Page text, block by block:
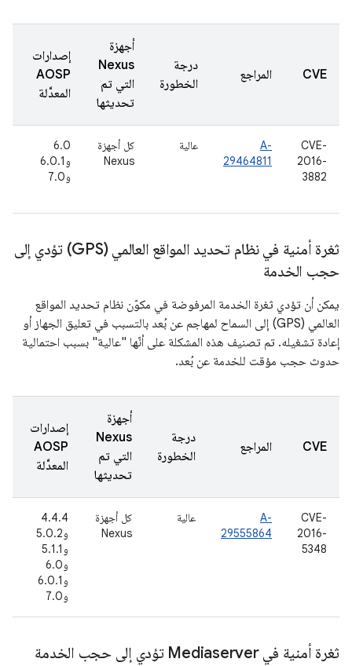
CVE المراجع
درجة
الخطورة
أجهزة
Nexus
التي تم
تحديثها
إصدارات
AOSP
المعدَّلة
CVE-
2016-
3882
A-
29464811
عالية
كل أجهزة
Nexus
6.0
و6.0.1
و7.0
ثغرة أمنية في نظام تحديد المواقع العالمي (GPS) تؤدي إلى
حجب الخدمة
يمكن أن تؤدي ثغرة الخدمة المرفوضة في مكوّن نظام تحديد المواقع
العالمي (GPS) إلى السماح لمهاجم عن بُعد بالتسبب في تعليق الجهاز أو
إعادة تشغيله. تم تصنيف هذه المشكلة على أنّها "عالية" بسبب احتمالية
حدوث حجب مؤقت للخدمة عن بُعد.
CVE المراجع
درجة
الخطورة
أجهزة
Nexus
التي تم
تحديثها
إصدارات
AOSP
المعدَّلة
CVE-
2016-
5348
A-
29555864
عالية
كل أجهزة
Nexus
4.4.4
و5.0.2
و5.1.1
و6.0
و6.0.1
و7.0
ثغرة أمنية في Mediaserver تؤدي إلى حجب الخدمة